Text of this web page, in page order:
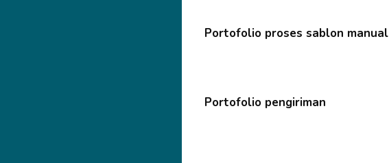
Portofolio proses sablon manual
Portofolio pengiriman